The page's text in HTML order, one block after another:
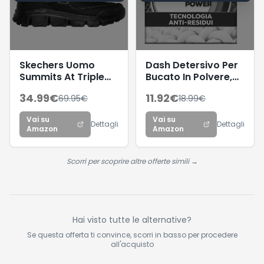
Skechers Uomo
Summits At Triple
Ginnastica, Black
Textile/Synthetic/Trim,
41.5 EU
34.99€69.95€
Vai su
Amazon
Dettagli
Dash Detersivo Per
Bucato In Polvere,
Tecnologia anti
residui, rimuove le
macchie, efficace a
cicli brevi e a freddo
11.92€18.99€
Vai su
Amazon
Dettagli
Scorri per scoprire altre offerte simili →
Hai visto tutte le alternative?
Se questa offerta ti convince, scorri in basso per procedere
all'acquisto